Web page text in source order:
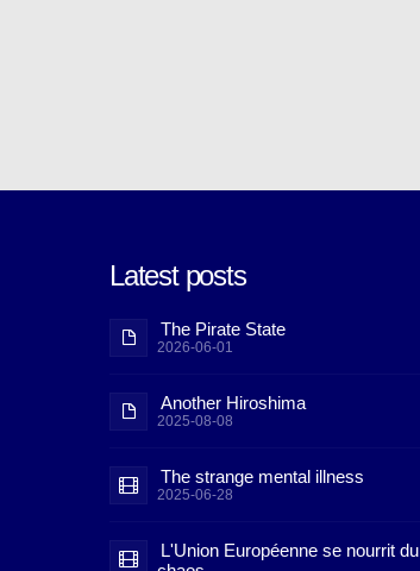
Latest posts
The Pirate State
2026-06-01
Another Hiroshima
2025-08-08
The strange mental illness
2025-06-28
L'Union Européenne se nourrit du